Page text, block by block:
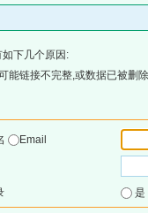
下几个原因:
能链接不完整,或数据已被删
Email